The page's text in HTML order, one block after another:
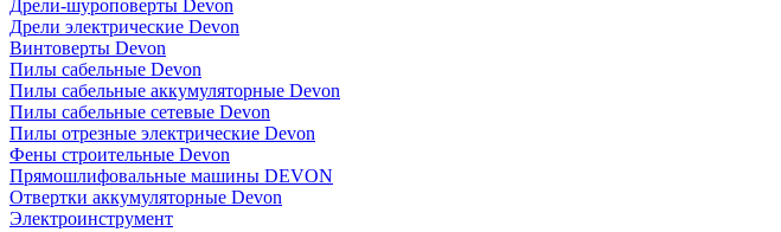
Дрели-шуроповерты Devon
Дрели электрические Devon
Винтоверты Devon
Пилы сабельные Devon
Пилы сабельные аккумуляторные Devon
Пилы сабельные сетевые Devon
Пилы отрезные электрические Devon
Фены строительные Devon
Прямошлифовальные машины DEVON
Отвертки аккумуляторные Devon
Электроинструмент